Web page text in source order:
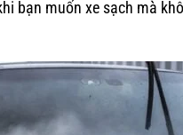
bạn muốn xe sạch mà